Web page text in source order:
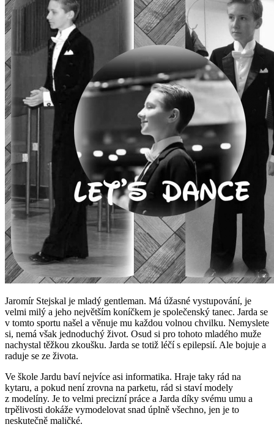
Jaromír Stejskal je mladý gentleman. Má úžasné vystupování, je
velmi milý a jeho největším koníčkem je společenský tanec. Jarda se
v tomto sportu našel a věnuje mu každou volnou chvilku. Nemyslete
si, nemá však jednoduchý život. Osud si pro tohoto mladého muže
nachystal těžkou zkoušku. Jarda se totiž léčí s epilepsií. Ale bojuje a
raduje se ze života.
Ve škole Jardu baví nejvíce asi informatika. Hraje taky rád na
kytaru, a pokud není zrovna na parketu, rád si staví modely
z modelíny. Je to velmi precizní práce a Jarda díky svému umu a
trpělivosti dokáže vymodelovat snad úplně všechno, jen je to
neskutečně maličké.